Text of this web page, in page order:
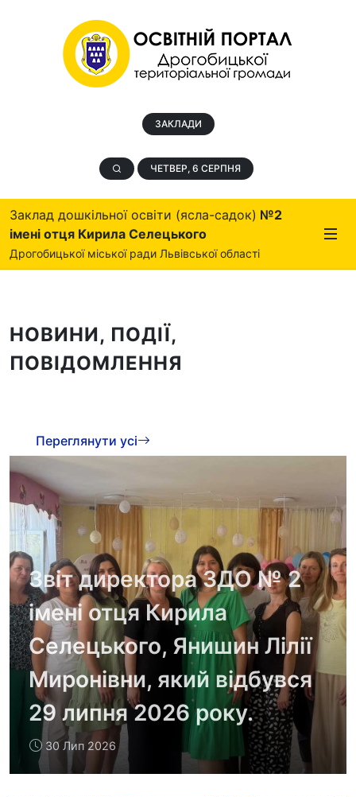
ЗАКЛАДИ
ЧЕТВЕР, 6 СЕРПНЯ
Заклад дошкільної освіти (ясла-садок) №2
імені отця Кирила Селецького
Дрогобицької міської ради Львівської області
НОВИНИ, ПОДІЇ,
ПОВІДОМЛЕННЯ
Переглянути усі
Звіт директора ЗДО № 2
імені отця Кирила
Селецького, Янишин Лілії
Миронівни, який відбувся
29 липня 2026 року.
30 Лип 2026